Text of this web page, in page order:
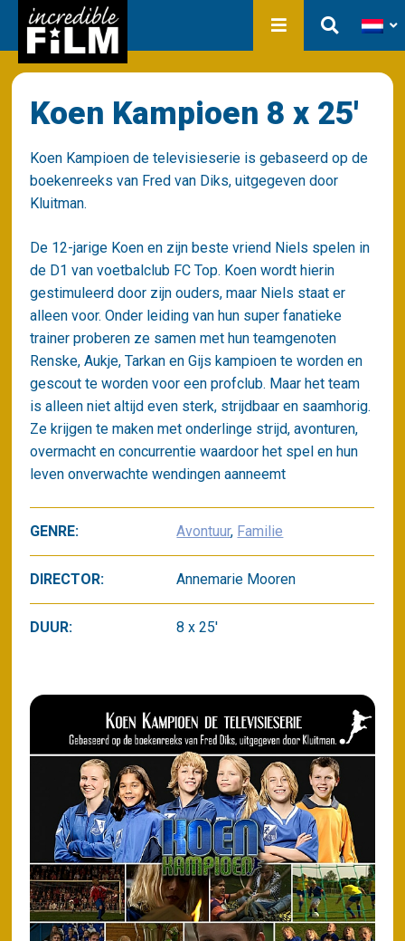
Film Production
In ontwikkeling
Producties
Bibliotheek
Over ons
Koen Kampioen 8 x 25′
Koen Kampioen de televisieserie is gebaseerd op de
boekenreeks van Fred van Diks, uitgegeven door
Kluitman.
De 12-jarige Koen en zijn beste vriend Niels spelen in
de D1 van voetbalclub FC Top. Koen wordt hierin
gestimuleerd door zijn ouders, maar Niels staat er
alleen voor. Onder leiding van hun super fanatieke
trainer proberen ze samen met hun teamgenoten
Renske, Aukje, Tarkan en Gijs kampioen te worden en
gescout te worden voor een profclub. Maar het team
is alleen niet altijd even sterk, strijdbaar en saamhorig.
Ze krijgen te maken met onderlinge strijd, avonturen,
overmacht en concurrentie waardoor het spel en hun
leven onverwachte wendingen aanneemt
GENRE: Avontuur, Familie
DIRECTOR: Annemarie Mooren
DUUR: 8 x 25'